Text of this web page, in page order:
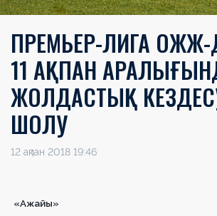
ПРЕМЬЕР-ЛИГА ОЖЖ-
11 АҚПАН
ЖОЛДАСТЫҚ
ШОЛУ
12 ақпан 2018 19:46
«Ажайы»